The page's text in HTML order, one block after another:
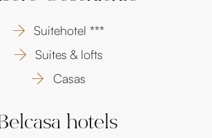
Suitehotel ***
Suites & lofts
Casas
hotels